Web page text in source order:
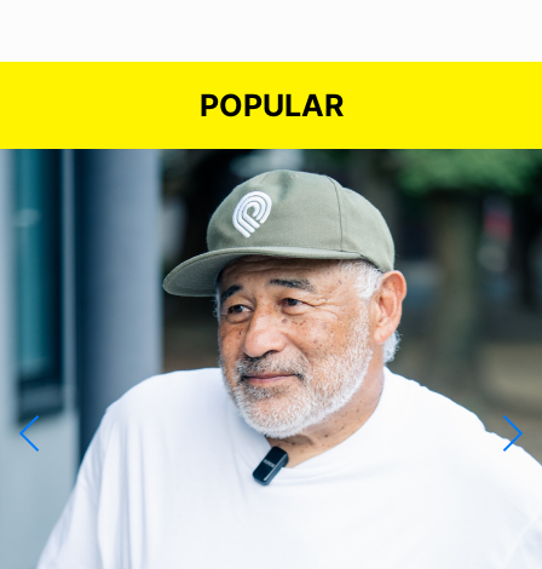
POPULAR